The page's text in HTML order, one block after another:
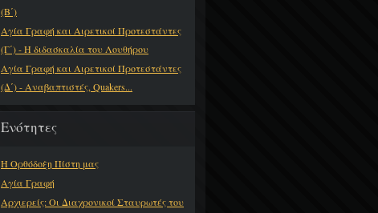
(Β΄)
Αγία Γραφή και Αιρετικοί Προτεστάντες
(Γ΄) - Η διδασκαλία του Λουθήρου
Αγία Γραφή και Αιρετικοί Προτεστάντες
(Δ΄) - Αναβαπτιστές, Quakers...
Ενότητες
H Ορθόδοξη Πίστη μας
Αγία Γραφή
Αρχιερείς: Οι Διαχρονικοί Σταυρωτές του